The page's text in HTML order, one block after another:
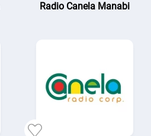
Radio Canela Manabi